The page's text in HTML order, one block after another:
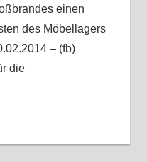
einen
des Möbellagers
– (fb)
die